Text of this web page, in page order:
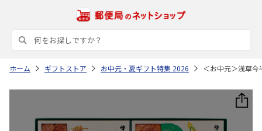
ホーム ギフトストア お中元・夏ギフト特集 2026 ＜お中元＞浅草